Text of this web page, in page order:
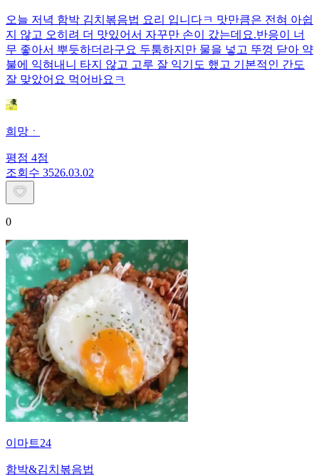
오늘 저녁 함박 김치볶음법 요리 입니다ㅋ 맛만큼은 전혀 아쉽
지 않고 오히려 더 맛있어서 자꾸만 손이 갔는데요.반응이 너
무 좋아서 뿌듯하더라구요 두툼하지만 물을 넣고 뚜껑 닫아 약
불에 익혀내니 타지 않고 고루 잘 익기도 했고 기본적인 간도
잘 맞았어요 먹어바요ㅋ
희망ㆍ
평점 4점
조회수 3526.03.02
0
이마트24
함박&김치볶음법